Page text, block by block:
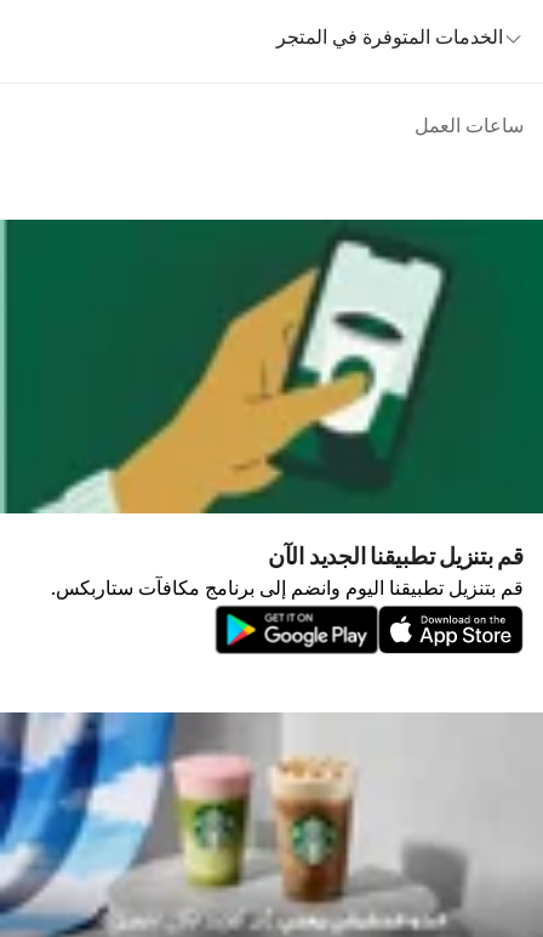
الخدمات المتوفرة في المتجر
ساعات العمل
قم بتنزيل تطبيقنا الجديد الآن
قم بتنزيل تطبيقنا اليوم وانضم إلى برنامج مكافآت ستاربكس.